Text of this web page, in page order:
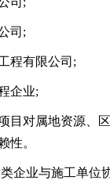
司;
程有限公司;
企业;
目对属地资源、
性。
企业与施工单位